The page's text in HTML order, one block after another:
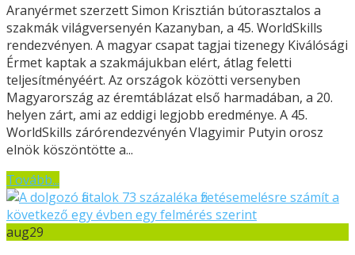
Aranyérmet szerzett Simon Krisztián bútorasztalos a
szakmák világversenyén Kazanyban, a 45. WorldSkills
rendezvényen. A magyar csapat tagjai tizenegy Kiválósági
Érmet kaptak a szakmájukban elért, átlag feletti
teljesítményéért. Az országok közötti versenyben
Magyarország az éremtáblázat első harmadában, a 20.
helyen zárt, ami az eddigi legjobb eredménye. A 45.
WorldSkills zárórendezvényén Vlagyimir Putyin orosz
elnök köszöntötte a...
Tovább...
aug29